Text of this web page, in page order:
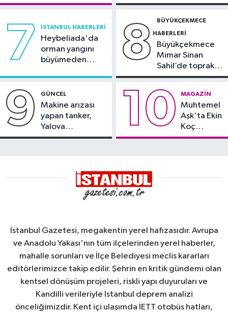
7 İSTANBUL HABERLERI
Heybeliada'da
orman yangını
büyümeden
8 BÜYÜKÇEKMECE
HABERLERI
Büyükçekmece
Mimar Sinan
Sahil’de toprak
kayması
9 GÜNCEL
Makine arızası
yapan tanker,
Yalova
Demirleme
10 MAGAZIN
Muhtemel
Aşk'ta Ekin
Koç
damgası
İstanbul Gazetesi, megakentin yerel hafızasıdır. Avrupa
ve Anadolu Yakası'nın tüm ilçelerinden yerel haberler,
mahalle sorunları ve İlçe Belediyesi meclis kararları
editörlerimizce takip edilir. Şehrin en kritik gündemi olan
kentsel dönüşüm projeleri, riskli yapı duyuruları ve
Kandilli verileriyle İstanbul deprem analizi
önceliğimizdir. Kent içi ulaşımda İETT otobüs hatları,